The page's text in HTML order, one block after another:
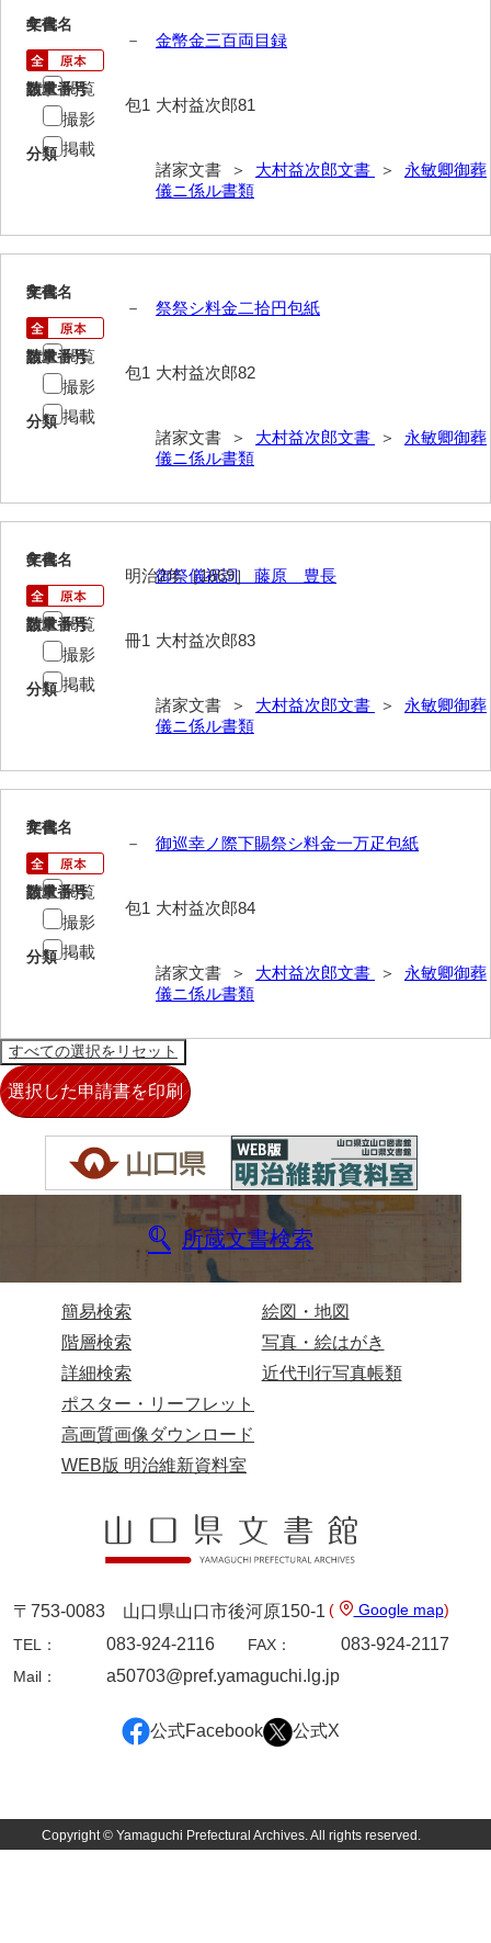
岩崎家文書（秋芳町）
岩見博幸収集史料
上田家文書（防府市）
上田家文書（横浜市）
上野竹逸文書
宇多田家文書
内田家文書（防府市）
宇野家文書
浦家文書
大田家文書
大中家文書
大野毛利家文書
大村益次郎文書
宣旨
宣旨永世下賜
宣旨贈位
永敏卿御履歴ニ係ル書類
大村家什書（桐箱入）
大村家什書（杉箱入）
永敏卿御葬儀ニ係ル書類
大本氏収集文書
岡田家文書（徳地町）
4
文書名
金幣金三百両目録
請求番号
大村益次郎81
分類
諸家文書 ＞ 大村益次郎文書 ＞ 永敏卿御葬
儀ニ係ル書類
年代
－
数量
包1
閲覧
撮影
掲載
5
文書名
祭祭シ料金二拾円包紙
請求番号
大村益次郎82
分類
諸家文書 ＞ 大村益次郎文書 ＞ 永敏卿御葬
儀ニ係ル書類
年代
－
数量
包1
閲覧
撮影
掲載
6
文書名
御祭儀祝詞 藤原 豊長
請求番号
大村益次郎83
分類
諸家文書 ＞ 大村益次郎文書 ＞ 永敏卿御葬
儀ニ係ル書類
年代
明治2年［1869］
数量
冊1
閲覧
撮影
掲載
7
文書名
御巡幸ノ際下賜祭シ料金一万疋包紙
請求番号
大村益次郎84
分類
諸家文書 ＞ 大村益次郎文書 ＞ 永敏卿御葬
儀ニ係ル書類
年代
－
数量
包1
閲覧
撮影
掲載
所蔵文書検索
簡易検索
階層検索
詳細検索
絵図・地図
写真・絵はがき
近代刊行写真帳類
ポスター・リーフレット
高画質画像ダウンロード
WEB版 明治維新資料室
〒753-0083 山口県山口市後河原150-1 ( Google map)
TEL：
083-924-2116 FAX： 083-924-2117
Mail： a50703@pref.yamaguchi.lg.jp
公式Facebook 公式X
Copyright © Yamaguchi Prefectural Archives. All rights reserved.